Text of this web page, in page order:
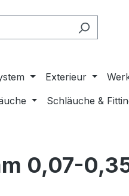
Exterieur
Schläuche &
0,07-